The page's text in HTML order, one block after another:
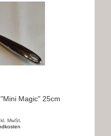
Magic" 25cm
MwSt.